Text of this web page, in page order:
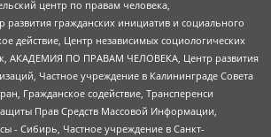
центр по правам человека,
развития гражданских инициатив и социального
действие, Центр независимых социологических
АКАДЕМИЯ ПО ПРАВАМ ЧЕЛОВЕКА, Центр развития
Частное учреждение в Калининграде Совета
Гражданское содействие, Трансперенси
Прав Средств Массовой Информации,
- Сибирь, Частное учреждение в Санкт-